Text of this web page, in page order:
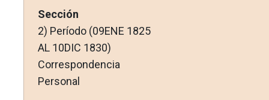
Sección
2) Período (09ENE 1825
AL 10DIC 1830)
Correspondencia
Personal